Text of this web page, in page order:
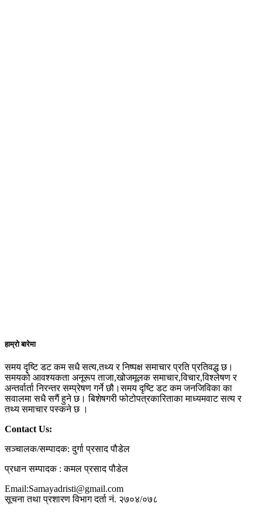
हाम्रो बारेमा
समय दृष्टि डट कम सधै सत्य,तथ्य र निष्पक्ष समाचार प्रति प्रतिवद्ध छ।
समयको आवश्यकता अनूरूप ताजा,खोजमूलक समाचार,विचार,विश्लेषण र
अन्तर्वार्ता निरन्तर सम्प्रेषण गर्ने छौ।समय दृष्टि डट कम जनजिविका का
सवालमा सधै सगैं हुने छ। बिशेषगरी फोटोपत्रकारिताका माध्यमवाट सत्य र
तथ्य समाचार पस्कने छ ।
Contact Us:
सञ्चालक/सम्पादक: दुर्गा प्रसाद पौडेल
प्रधान सम्पादक : कमल प्रसाद पौडेल
Email:Samayadristi@gmail.com
सूचना तथा प्रशारण विभाग दर्ता नं. २७०४/०७८